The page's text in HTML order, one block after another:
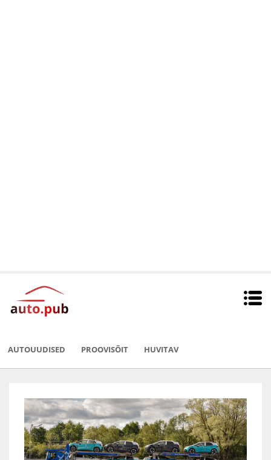
AUTOUUDISED PROOVISÕIT HUVITAV